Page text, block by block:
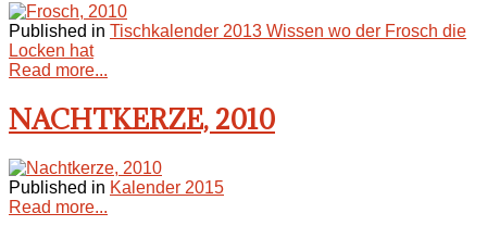
Published in Tischkalender 2013 Wissen wo der Frosch die
Locken hat
Read more...
NACHTKERZE, 2010
Published in Kalender 2015
Read more...